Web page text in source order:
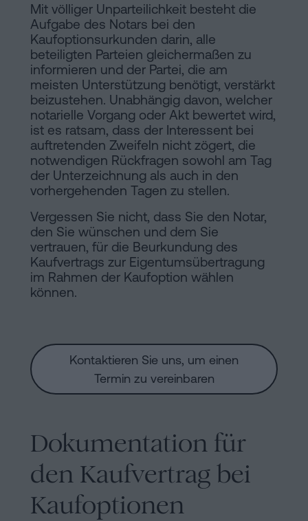
Mit völliger Unparteilichkeit besteht die
Aufgabe des Notars bei den
Kaufoptionsurkunden darin, alle
beteiligten Parteien gleichermaßen zu
informieren und der Partei, die am
meisten Unterstützung benötigt, verstärkt
beizustehen. Unabhängig davon, welcher
notarielle Vorgang oder Akt bewertet wird,
ist es ratsam, dass der Interessent bei
auftretenden Zweifeln nicht zögert, die
notwendigen Rückfragen sowohl am Tag
der Unterzeichnung als auch in den
vorhergehenden Tagen zu stellen.
Vergessen Sie nicht, dass Sie den Notar,
den Sie wünschen und dem Sie
vertrauen, für die Beurkundung des
Kaufvertrags zur Eigentumsübertragung
im Rahmen der Kaufoption wählen
können.
Kontaktieren Sie uns, um einen
Termin zu vereinbaren
Dokumentation für
den Kaufvertrag bei
Kaufoptionen